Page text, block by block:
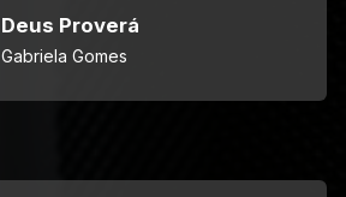
Deus Proverá
Gabriela Gomes